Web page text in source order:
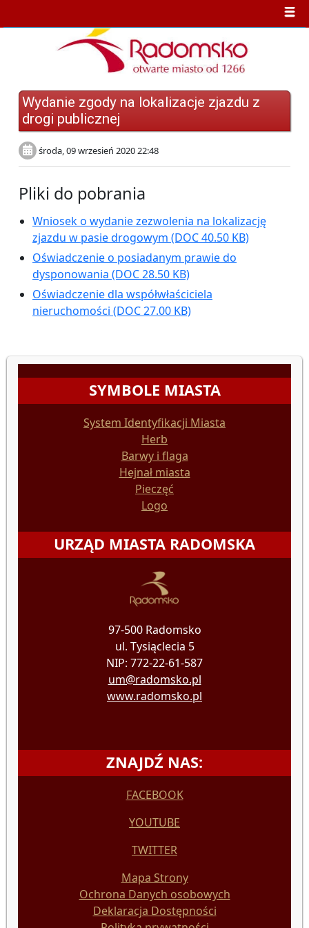
Wydanie zgody na lokalizacje zjazdu z
drogi publicznej
środa, 09 wrzesień 2020 22:48
Pliki do pobrania
Wniosek o wydanie zezwolenia na lokalizację
zjazdu w pasie drogowym (DOC 40.50 KB)
Oświadczenie o posiadanym prawie do
dysponowania (DOC 28.50 KB)
Oświadczenie dla współwłaściciela
nieruchomości (DOC 27.00 KB)
SYMBOLE MIASTA
System Identyfikacji Miasta
Herb
Barwy i flaga
Hejnał miasta
Pieczęć
Logo
URZĄD MIASTA RADOMSKA
97-500 Radomsko
ul. Tysiąclecia 5
NIP: 772-22-61-587
um@radomsko.pl
www.radomsko.pl
ZNAJDŹ NAS:
FACEBOOK
YOUTUBE
TWITTER
Mapa Strony
Ochrona Danych osobowych
Deklaracja Dostępności